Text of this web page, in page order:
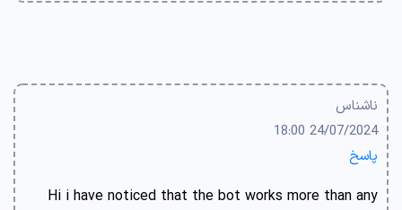
ناشناس
24/07/2024 18:00
پاسخ
Hi i have noticed that the bot works more than any